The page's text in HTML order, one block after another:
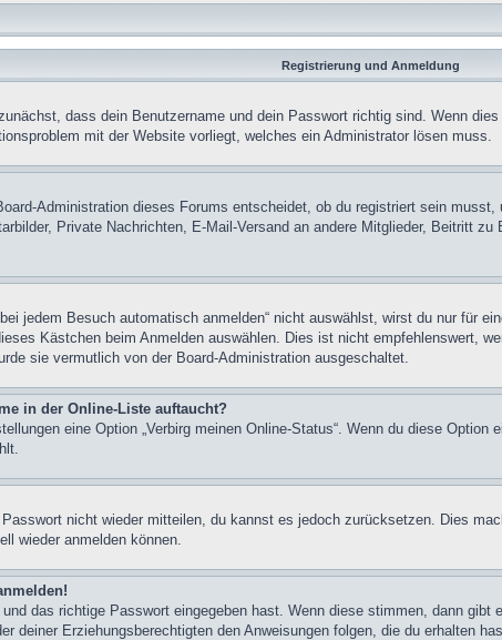
Registrierung und Anmeldung
dass dein Benutzername und dein Passwort richtig sind. Wenn
mit der Website vorliegt, welches ein Administrator lösen muss.
Administration dieses Forums entscheidet, ob du registriert sein
Private Nachrichten, E-Mail-Versand an andere Mitglieder, Beitritt
jedem Besuch automatisch anmelden“ nicht auswählst, wirst du nur für
Kästchen beim Anmelden auswählen. Dies ist nicht empfehlenswert,
sie vermutlich von der Board-Administration ausgeschaltet.
in der Online-Liste auftaucht?
eine Option „Verbirg meinen Online-Status“. Wenn du diese
nicht wieder mitteilen, du kannst es jedoch zurücksetzen. Dies
wieder anmelden können.
das richtige Passwort eingegeben hast. Wenn diese stimmen, dann gibt
deiner Erziehungsberechtigten den Anweisungen folgen, die du erhalten